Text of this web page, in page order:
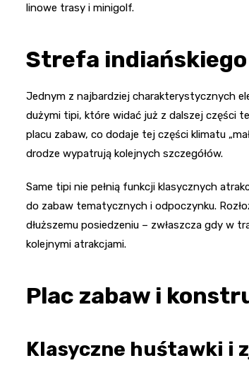
linowe trasy i minigolf.
Strefa
Jednym z najbardziej charakterystycznych
dużymi tipi, które widać już z dalszej części
placu zabaw, co dodaje tej części klimatu
drodze wypatrują kolejnych szczegółów.
Same tipi nie pełnią funkcji klasycznych
do zabaw tematycznych i odpoczynku.
dłuższemu posiedzeniu – zwłaszcza gdy w
kolejnymi atrakcjami.
Plac zabaw i
Klasyczne huśtawki i